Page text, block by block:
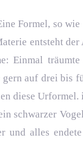
Formel, so wie
entsteht der
Einmal
auf drei bis
diese Urformel.
schwarzer
und alles